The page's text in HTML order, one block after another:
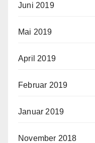
Juni 2019
Mai 2019
April 2019
Februar 2019
Januar 2019
November 2018